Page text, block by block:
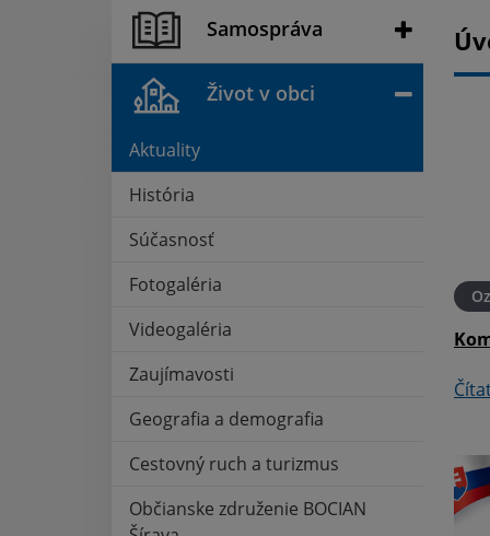
Samospráva
Život v obci
Aktuality
História
Súčasnosť
Fotogaléria
Videogaléria
Zaujímavosti
Geografia a demografia
Cestovný ruch a turizmus
Občianske združenie BOCIAN
21. MÁJ 2026 Oznámenia
Pošta - oznámenie
Čítať ďalej